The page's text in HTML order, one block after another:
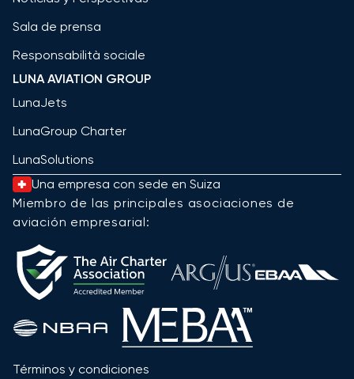
Sala de prensa
Responsabilità sociale
LUNA AVIATION GROUP
LunaJets
LunaGroup Charter
LunaSolutions
Una empresa con sede en Suiza
Miembro de las principales asociaciones de
aviación empresarial:
Términos y condiciones